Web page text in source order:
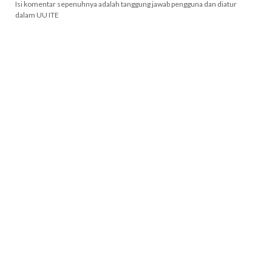
Isi komentar sepenuhnya adalah tanggung jawab pengguna dan diatur
dalam UU ITE